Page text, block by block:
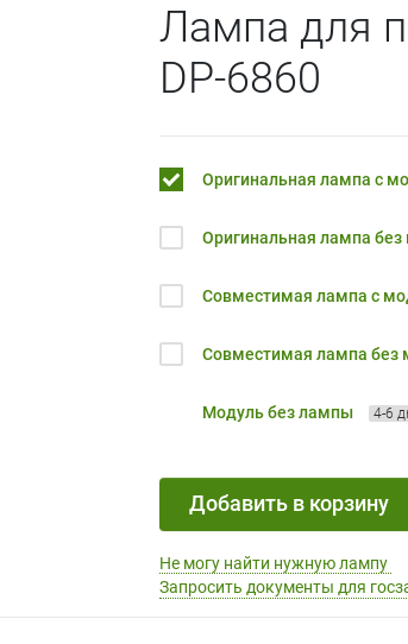
Лампа для
DP-6860
Оригинальная лампа с
Оригинальная лампа без
Совместимая лампа с
Совместимая лампа без
Модуль без лампы 4-6
Добавить в корзину
Не могу найти нужную лампу
Запросить документы для